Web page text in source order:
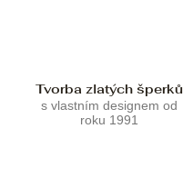
Tvorba zlatých šperků
s vlastním designem od
roku 1991